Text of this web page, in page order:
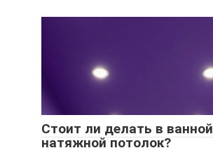
Стоит ли делать в ванной
натяжной потолок?